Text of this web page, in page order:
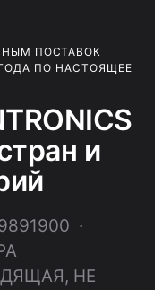
ПОСТАВОК
ПО НАСТОЯЩЕЕ
и
·
НЕ